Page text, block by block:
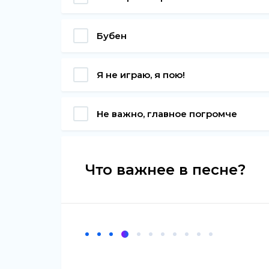
Бубен
Я не играю, я пою!
Не важно, главное погромче
Что важнее в песне?